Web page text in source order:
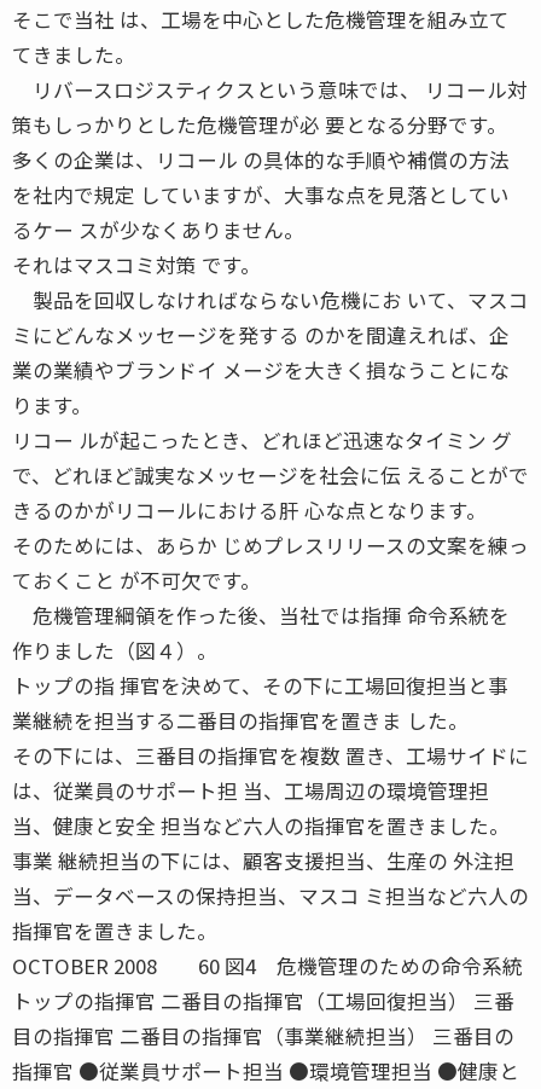
そこで当社 は、工場を中心とした危機管理を組み立て
てきました。
リバースロジスティクスという意味では、 リコール対
策もしっかりとした危機管理が必 要となる分野です。
多くの企業は、リコール の具体的な手順や補償の方法
を社内で規定 していますが、大事な点を見落としてい
るケー スが少なくありません。
それはマスコミ対策 です。
製品を回収しなければならない危機にお いて、マスコ
ミにどんなメッセージを発する のかを間違えれば、企
業の業績やブランドイ メージを大きく損なうことにな
ります。
リコー ルが起こったとき、どれほど迅速なタイミン グ
で、どれほど誠実なメッセージを社会に伝 えることがで
きるのかがリコールにおける肝 心な点となります。
そのためには、あらか じめプレスリリースの文案を練っ
ておくこと が不可欠です。
危機管理綱領を作った後、当社では指揮 命令系統を
作りました（図４）。
トップの指 揮官を決めて、その下に工場回復担当と事
業継続を担当する二番目の指揮官を置きま した。
その下には、三番目の指揮官を複数 置き、工場サイドに
は、従業員のサポート担 当、工場周辺の環境管理担
当、健康と安全 担当など六人の指揮官を置きました。
事業 継続担当の下には、顧客支援担当、生産の 外注担
当、データベースの保持担当、マスコ ミ担当など六人の
指揮官を置きました。
OCTOBER 2008 60 図4 危機管理のための命令系統
トップの指揮官 二番目の指揮官（工場回復担当） 三番
目の指揮官 二番目の指揮官（事業継続担当） 三番目の
指揮官 ●従業員サポート担当 ●環境管理担当 ●健康と